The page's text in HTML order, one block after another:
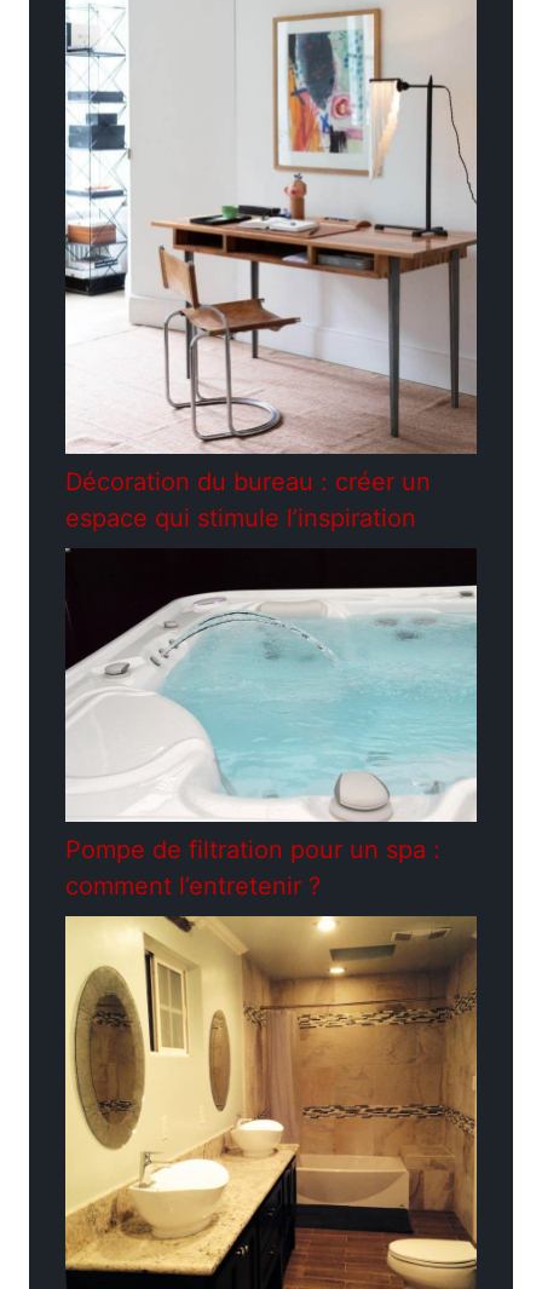
Décoration du bureau : créer un
espace qui stimule l’inspiration
Pompe de filtration pour un spa :
comment l’entretenir ?